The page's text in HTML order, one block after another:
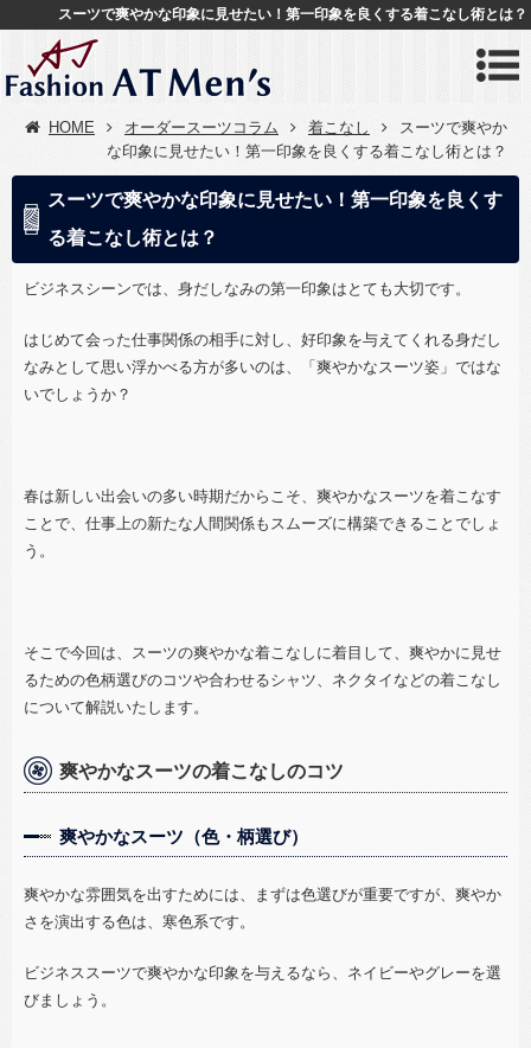
スーツで爽やかな印象に見せたい！第一印象を良くする着こなし術とは？
HOME オーダースーツコラム 着こなし
スーツで爽やか
な印象に見せたい！第一印象を良くする着こなし術とは？
スーツで爽やかな印象に見せたい！第一印象を良くす
る着こなし術とは？
ビジネスシーンでは、身だしなみの第一印象はとても大切です。
はじめて会った仕事関係の相手に対し、好印象を与えてくれる身だし
なみとして思い浮かべる方が多いのは、「爽やかなスーツ姿」ではな
いでしょうか？
春は新しい出会いの多い時期だからこそ、爽やかなスーツを着こなす
ことで、仕事上の新たな人間関係もスムーズに構築できることでしょ
う。
そこで今回は、スーツの爽やかな着こなしに着目して、爽やかに見せ
るための色柄選びのコツや合わせるシャツ、ネクタイなどの着こなし
について解説いたします。
爽やかなスーツの着こなしのコツ
爽やかなスーツ（色・柄選び）
爽やかな雰囲気を出すためには、まずは色選びが重要ですが、爽やか
さを演出する色は、寒色系です。
ビジネススーツで爽やかな印象を与えるなら、ネイビーやグレーを選
びましょう。